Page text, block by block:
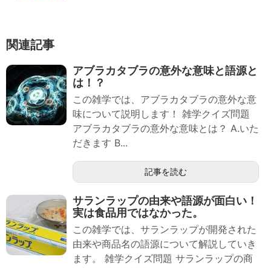
関連記事
アブラカタブラの意外な意味と語源と
は！？
この雑学では、アブラカタブラの意外な意
味について説明します！ 雑学クイズ問題
アブラカタブラの意外な意味とは？ A.いた
だきます B...
記事を読む
サランラップの由来や語源が面白い！
実は食品用ではなかった。
この雑学では、サランラップが開発された
由来や商品名の語源について解説していき
ます。 雑学クイズ問題 サランラップの商